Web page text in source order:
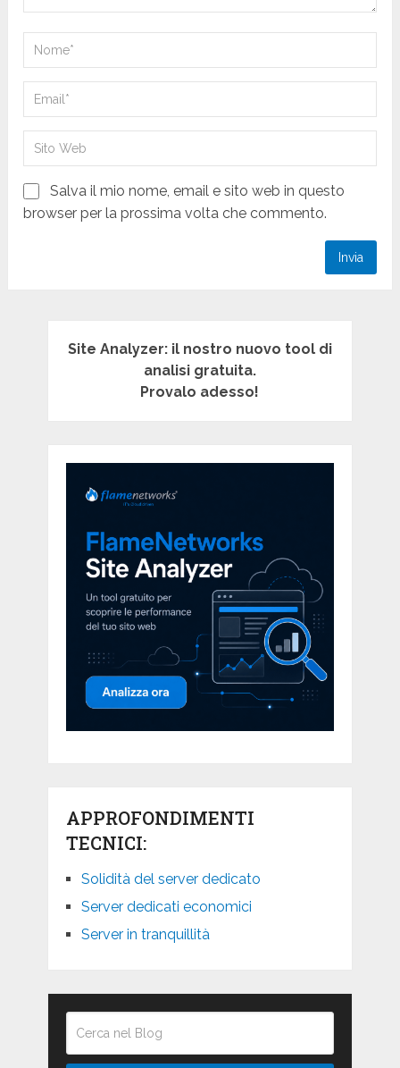
Salva il mio nome, email e sito web in questo
browser per la prossima volta che commento.
Site Analyzer: il nostro nuovo tool di
analisi gratuita.
Provalo adesso!
APPROFONDIMENTI
TECNICI:
Solidità del server dedicato
Server dedicati economici
Server in tranquillità